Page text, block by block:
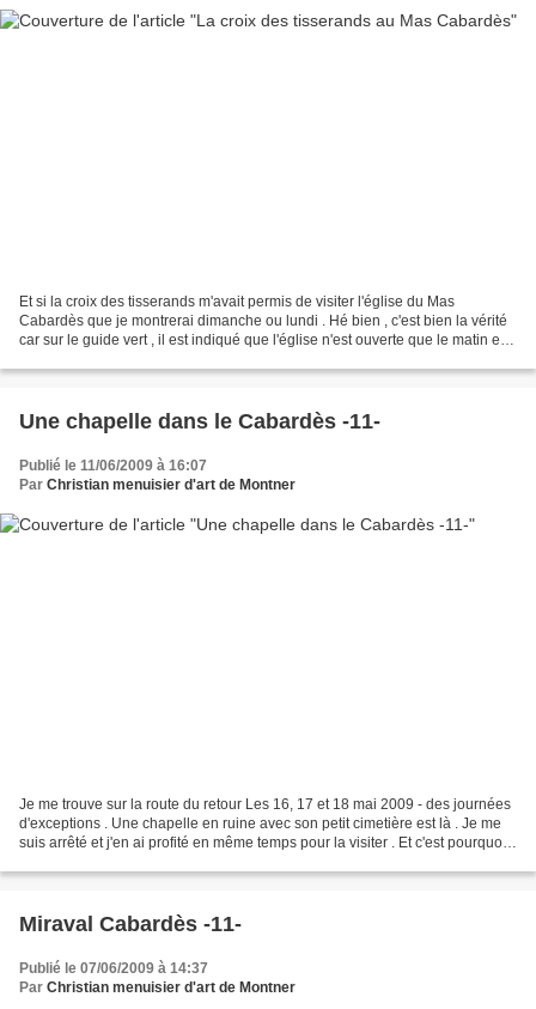
Et si la croix des tisserands m'avait permis de visiter l'église du Mas
Cabardès que je montrerai dimanche ou lundi . Hé bien , c'est bien la vérité
car sur le guide vert , il est indiqué que l'église n'est ouverte que le matin et
Une chapelle dans le Cabardès -11-
Publié le 11/06/2009 à 16:07
Par Christian menuisier d'art de Montner
Je me trouve sur la route du retour Les 16, 17 et 18 mai 2009 - des journées
d'exceptions . Une chapelle en ruine avec son petit cimetière est là . Je me
suis arrêté et j'en ai profité en même temps pour la visiter . Et c'est pourquoi
Miraval Cabardès -11-
Publié le 07/06/2009 à 14:37
Par Christian menuisier d'art de Montner